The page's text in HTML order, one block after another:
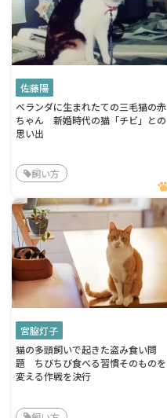
佐藤陽
ベランダに生まれたての三毛猫の赤
ちゃん 新婚時代の猫「チビ」との
思い出
飼い方
宮脇灯子
猫の多頭飼いで起きた盗み食い問
題 ちびちび食べる習慣そのものを
変える作戦を決行